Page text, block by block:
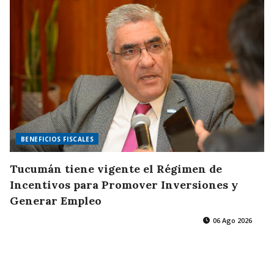
BENEFICIOS FISCALES
Tucumán tiene vigente el Régimen de
Incentivos para Promover Inversiones y
Generar Empleo
06 Ago 2026